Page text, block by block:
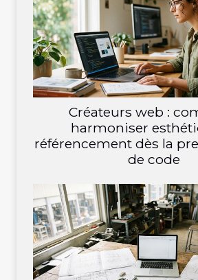
Créateurs web :
harmoniser
référencement dès la
de code